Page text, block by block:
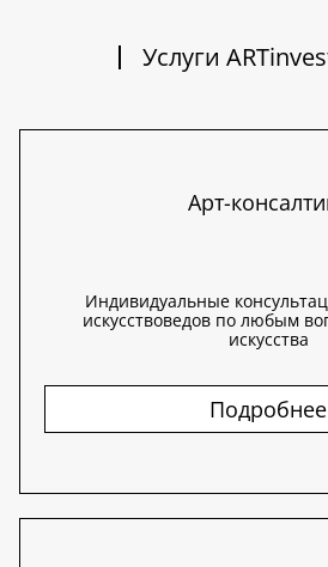
Услуги
Арт-
Индивидуальные
искусствоведов по любым
искусства
Подробнее